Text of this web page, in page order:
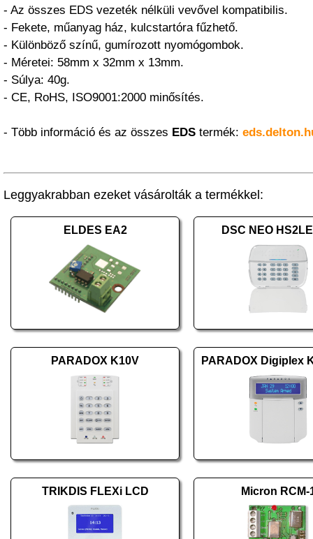
- Az összes EDS vezeték nélküli vevővel kompatibilis.
- Fekete, műanyag ház, kulcstartóra fűzhető.
- Különböző színű, gumírozott nyomógombok.
- Méretei: 58mm x 32mm x 13mm.
- Súlya: 40g.
- CE, RoHS, ISO9001:2000 minősítés.
- Több információ és az összes EDS termék:
Leggyakrabban ezeket vásárolták a termékkel:
ELDES EA2 DSC NEO
PARADOX K10V PARADOX Digiplex
TRIKDIS FLEXi LCD Micron RCM-